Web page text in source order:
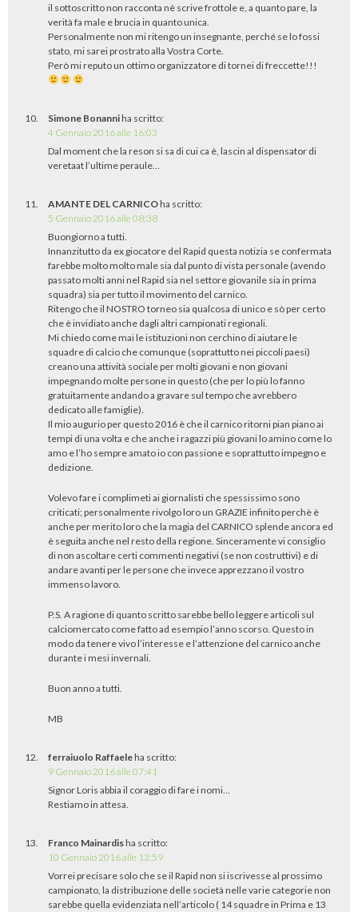
il sottoscritto non racconta nè scrive frottole e, a quanto pare, la
verità fa male e brucia in quanto unica.
Personalmente non mi ritengo un insegnante, perché se lo fossi
stato, mi sarei prostrato alla Vostra Corte.
Però mi reputo un ottimo organizzatore di tornei di freccette!!!
Simone Bonanniha scritto:
4 Gennaio 2016 alle 16:03
Dal moment che la reson si sa di cui ca è, lascin al dispensator di
veretaat l’ultime peraule…
AMANTE DEL CARNICOha scritto:
5 Gennaio 2016 alle 08:38
Buongiorno a tutti.
Innanzitutto da ex giocatore del Rapid questa notizia se confermata
farebbe molto molto male sia dal punto di vista personale (avendo
passato molti anni nel Rapid sia nel settore giovanile sia in prima
squadra) sia per tutto il movimento del carnico.
Ritengo che il NOSTRO torneo sia qualcosa di unico e sò per certo
che è invidiato anche dagli altri campionati regionali.
Mi chiedo come mai le istituzioni non cerchino di aiutare le
squadre di calcio che comunque (soprattutto nei piccoli paesi)
creano una attività sociale per molti giovani e non giovani
impegnando molte persone in questo (che per lo più lo fanno
gratuitamente andando a gravare sul tempo che avrebbero
dedicato alle famiglie).
Il mio augurio per questo 2016 è che il carnico ritorni pian piano ai
tempi di una volta e che anche i ragazzi più giovani lo amino come lo
amo e l’ho sempre amato io con passione e soprattutto impegno e
dedizione.
Volevo fare i complimeti ai giornalisti che spessissimo sono
criticati; personalmente rivolgo loro un GRAZIE infinito perchè è
anche per merito loro che la magia del CARNICO splende ancora ed
è seguita anche nel resto della regione. Sinceramente vi consiglio
di non ascoltare certi commenti negativi (se non costruttivi) e di
andare avanti per le persone che invece apprezzano il vostro
immenso lavoro.
P.S. A ragione di quanto scritto sarebbe bello leggere articoli sul
calciomercato come fatto ad esempio l’anno scorso. Questo in
modo da tenere vivo l’interesse e l’attenzione del carnico anche
durante i mesi invernali.
Buon anno a tutti.
MB
ferraiuolo Raffaeleha scritto:
9 Gennaio 2016 alle 07:41
Signor Loris abbia il coraggio di fare i nomi…
Restiamo in attesa.
Franco Mainardisha scritto:
10 Gennaio 2016 alle 13:59
Vorrei precisare solo che se il Rapid non si iscrivesse al prossimo
campionato, la distribuzione delle società nelle varie categorie non
sarebbe quella evidenziata nell’articolo ( 14 squadre in Prima e 13